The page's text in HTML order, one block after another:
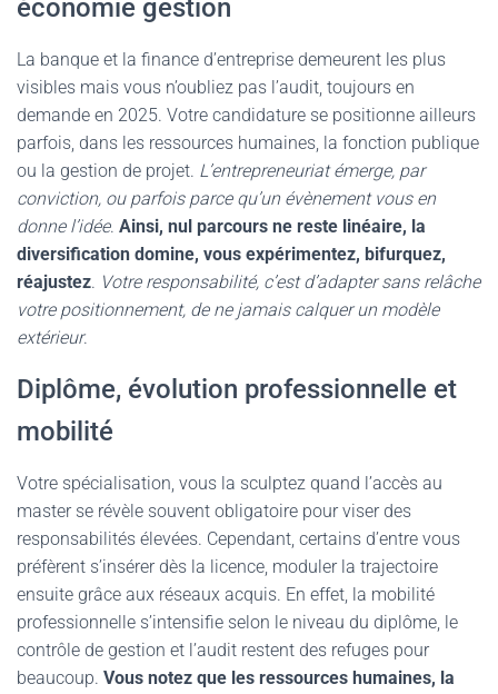
économie gestion
La banque et la finance d’entreprise demeurent les plus
visibles mais vous n’oubliez pas l’audit, toujours en
demande en 2025. Votre candidature se positionne ailleurs
parfois, dans les ressources humaines, la fonction publique
ou la gestion de projet. L’entrepreneuriat émerge, par
conviction, ou parfois parce qu’un évènement vous en
donne l’idée. Ainsi, nul parcours ne reste linéaire, la
diversification domine, vous expérimentez, bifurquez,
réajustez. Votre responsabilité, c’est d’adapter sans relâche
votre positionnement, de ne jamais calquer un modèle
extérieur.
Diplôme, évolution professionnelle et
mobilité
Votre spécialisation, vous la sculptez quand l’accès au
master se révèle souvent obligatoire pour viser des
responsabilités élevées. Cependant, certains d’entre vous
préfèrent s’insérer dès la licence, moduler la trajectoire
ensuite grâce aux réseaux acquis. En effet, la mobilité
professionnelle s’intensifie selon le niveau du diplôme, le
contrôle de gestion et l’audit restent des refuges pour
beaucoup. Vous notez que les ressources humaines, la